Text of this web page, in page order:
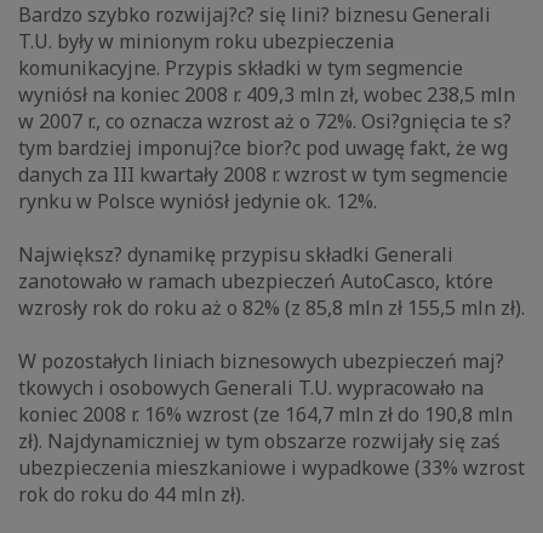
Bardzo szybko rozwijaj?c? się lini? biznesu Generali
T.U. były w minionym roku ubezpieczenia
komunikacyjne. Przypis składki w tym segmencie
wyniósł na koniec 2008 r. 409,3 mln zł, wobec 238,5 mln
w 2007 r., co oznacza wzrost aż o 72%. Osi?gnięcia te s?
tym bardziej imponuj?ce bior?c pod uwagę fakt, że wg
danych za III kwartały 2008 r. wzrost w tym segmencie
rynku w Polsce wyniósł jedynie ok. 12%.
Największ? dynamikę przypisu składki Generali
zanotowało w ramach ubezpieczeń AutoCasco, które
wzrosły rok do roku aż o 82% (z 85,8 mln zł 155,5 mln zł).
W pozostałych liniach biznesowych ubezpieczeń maj?
tkowych i osobowych Generali T.U. wypracowało na
koniec 2008 r. 16% wzrost (ze 164,7 mln zł do 190,8 mln
zł). Najdynamiczniej w tym obszarze rozwijały się zaś
ubezpieczenia mieszkaniowe i wypadkowe (33% wzrost
rok do roku do 44 mln zł).